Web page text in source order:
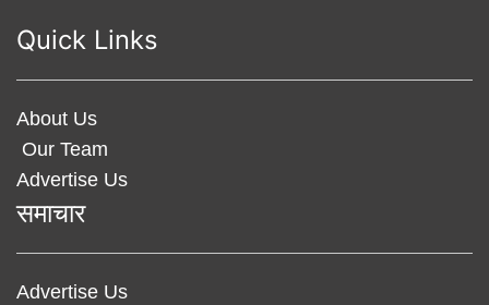
Quick Links
About Us
Our Team
Advertise Us
समाचार
Advertise Us